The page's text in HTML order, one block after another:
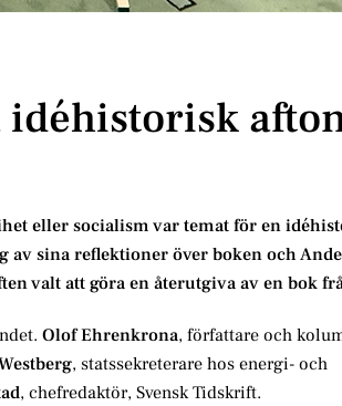
idéhistorisk
eller socialism var temat för en
av sina reflektioner över boken och
valt att göra en återutgiva av en bok
Olof Ehrenkrona, författare och
, statssekreterare hos energi- och
, chefredaktör, Svensk Tidskrift.